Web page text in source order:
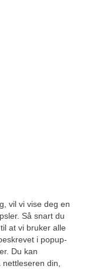
vil vi vise deg en
Så snart du
at vi bruker alle
i popup-
Du kan
din,